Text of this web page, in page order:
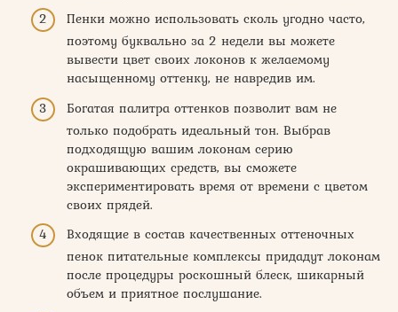
Пенки можно использовать сколь угодно часто,
поэтому буквально за 2 недели вы можете
вывести цвет своих локонов к желаемому
насыщенному оттенку, не навредив им.
Богатая палитра оттенков позволит вам не
только подобрать идеальный тон. Выбрав
подходящую вашим локонам серию
окрашивающих средств, вы сможете
экспериментировать время от времени с цветом
своих прядей.
Входящие в состав качественных оттеночных
пенок питательные комплексы придадут локонам
после процедуры роскошный блеск, шикарный
объем и приятное послушание.